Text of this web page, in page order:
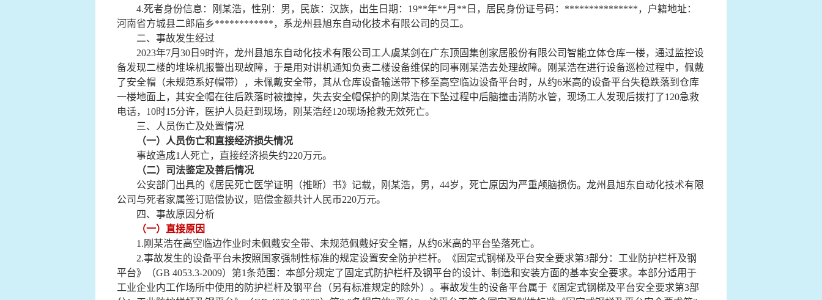
4.死者身份信息：
刚某浩，性别：男，民族：汉族，出生日期：19**年**月 ** 日，居民身份证号码： ***************，户籍地址：
河南省方城县二郎庙乡************，系龙州县旭东自动化技术有限公司的员工。
二、事故发生经过
2023年7月30日9时许，龙州县旭东自动化技术有限公司工人虞某剑 在广东顶固集创家居股份有限公司智能立体仓库一楼，通过监控设
备发现二楼的堆垛机报警出现故障，于是用对讲机通知负责二楼设备维保的同事刚某浩去处理故障。 刚某浩在进行设备巡检过程中，佩戴
了安全帽（未规范系好帽带），未佩戴安全带，其从仓库设备输送带下移至高空临边设备平台时，从约6米高的设备平台失稳跌落到仓库
一楼地面上，其安全帽在往后跌落时被撞掉，失去安全帽保护的刚某浩在下坠过程中后脑撞击消防水管，现场工人发现后拨打了120急救
电话，10时15分许，医护人员赶到现场，
刚某浩经120现场抢救无效死亡。
三、
人员伤亡及处置情况
（一）人员伤亡和直接经济损失情况
事故造成1人死亡，直接经济损失约220万元。
（二）司法鉴定及善后情况
公安部门出具的《居民死亡医学证明（推断）书》记载， 刚某浩，男，44岁， 死亡原因为严重颅脑损伤。 龙州县旭东自动化技术有限
公司 与死者家属签订赔偿协议，赔偿金额共计人民币220万元。
四、 事故原因分析
（一）直接原因
1.刚某浩在高空临边作业时未佩戴安全带、未规范佩戴好安全帽，从约6米高的平台坠落死亡。
2.事故发生的设备平台未按照国家强制性标准的规定设置安全防护栏杆。《固定式钢梯及平台安全要求第3部分：工业防护栏杆及钢
平台》（GB 4053.3-2009）第1条范围：本部分规定了固定式防护栏杆及钢平台的设计、制造和安装方面的基本安全要求。本部分适用于
工业企业内工作场所中使用的防护栏杆及钢平台（另有标准规定的除外）。事故发生的设备平台属于《固定式钢梯及平台安全要求第3部